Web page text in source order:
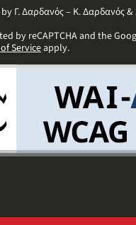
Γ. Δαρδανός – Κ. Δαρδανός &
by reCAPTCHA and the
Serviceapply.